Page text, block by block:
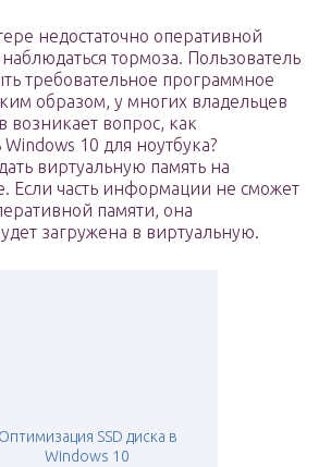
недостаточно оперативной
тормоза. Пользователь
требовательное программное
образом, у многих владельцев
возникает вопрос, как
10 для ноутбука?
виртуальную память на
Если часть информации не сможет
памяти, она
загружена в виртуальную.
Оптимизация SSD диска в
Windows 10